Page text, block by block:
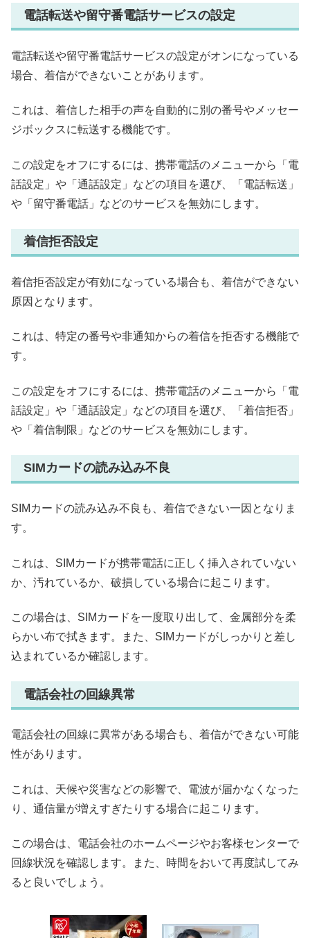
電話転送や留守番電話サービスの設定
電話転送や留守番電話サービスの設定がオンになっている
場合、着信ができないことがあります。
これは、着信した相手の声を自動的に別の番号やメッセー
ジボックスに転送する機能です。
この設定をオフにするには、携帯電話のメニューから「電
話設定」や「通話設定」などの項目を選び、「電話転送」
や「留守番電話」などのサービスを無効にします。
着信拒否設定
着信拒否設定が有効になっている場合も、着信ができない
原因となります。
これは、特定の番号や非通知からの着信を拒否する機能で
す。
この設定をオフにするには、携帯電話のメニューから「電
話設定」や「通話設定」などの項目を選び、「着信拒否」
や「着信制限」などのサービスを無効にします。
SIMカードの読み込み不良
SIMカードの読み込み不良も、着信できない一因となりま
す。
これは、SIMカードが携帯電話に正しく挿入されていない
か、汚れているか、破損している場合に起こります。
この場合は、SIMカードを一度取り出して、金属部分を柔
らかい布で拭きます。また、SIMカードがしっかりと差し
込まれているか確認します。
電話会社の回線異常
電話会社の回線に異常がある場合も、着信ができない可能
性があります。
これは、天候や災害などの影響で、電波が届かなくなった
り、通信量が増えすぎたりする場合に起こります。
この場合は、電話会社のホームページやお客様センターで
回線状況を確認します。また、時間をおいて再度試してみ
ると良いでしょう。